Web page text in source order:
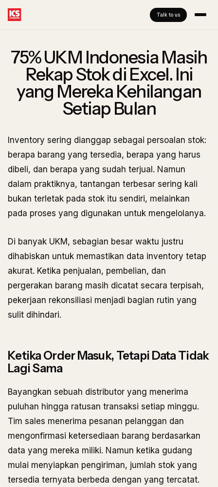
Talk to us
75% UKM Indonesia Masih
Rekap Stok di Excel. Ini
yang Mereka Kehilangan
Setiap Bulan
Inventory sering dianggap sebagai persoalan stok:
berapa barang yang tersedia, berapa yang harus
dibeli, dan berapa yang sudah terjual. Namun
dalam praktiknya, tantangan terbesar sering kali
bukan terletak pada stok itu sendiri, melainkan
pada proses yang digunakan untuk mengelolanya.
Di banyak UKM, sebagian besar waktu justru
dihabiskan untuk memastikan data inventory tetap
akurat. Ketika penjualan, pembelian, dan
pergerakan barang masih dicatat secara terpisah,
pekerjaan rekonsiliasi menjadi bagian rutin yang
sulit dihindari.
Ketika Order Masuk, Tetapi Data Tidak
Lagi Sama
Bayangkan sebuah distributor yang menerima
puluhan hingga ratusan transaksi setiap minggu.
Tim sales menerima pesanan pelanggan dan
mengonfirmasi ketersediaan barang berdasarkan
data yang mereka miliki. Namun ketika gudang
mulai menyiapkan pengiriman, jumlah stok yang
tersedia ternyata berbeda dengan yang tercatat.